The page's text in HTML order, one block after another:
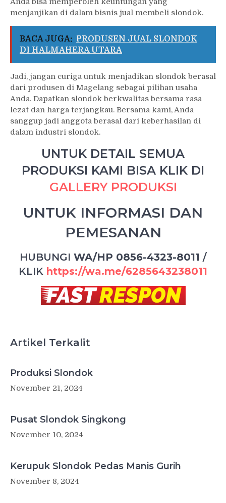
menjanjikan di dalam bisnis jual membeli slondok.
BACA JUGA: PRODUSEN JUAL SLONDOK
DI HALMAHERA UTARA
Jadi, jangan curiga untuk menjadikan slondok berasal
dari produsen di Magelang sebagai pilihan usaha
Anda. Dapatkan slondok berkwalitas bersama rasa
lezat dan harga terjangkau. Bersama kami, Anda
sanggup jadi anggota berasal dari keberhasilan di
dalam industri slondok.
UNTUK DETAIL SEMUA
PRODUKSI KAMI BISA KLIK DI
GALLERY PRODUKSI
UNTUK INFORMASI DAN
PEMESANAN
HUBUNGI WA/HP 0856-4323-8011 /
KLIK https://wa.me/6285643238011
Artikel Terkalit
Produksi Slondok
November 21, 2024
Pusat Slondok Singkong
November 10, 2024
Kerupuk Slondok Pedas Manis Gurih
November 8, 2024